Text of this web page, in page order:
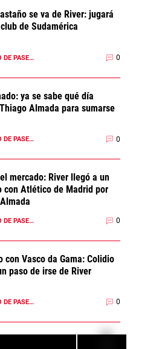
se va de River: jugará
de Sudamérica
MERCADO DE PASES 2026 0
ya se sabe qué día
Almada para sumarse
MERCADO DE PASES 2026 0
mercado: River llegó a un
con Atlético de Madrid por
MERCADO DE PASES 2026 0
con Vasco da Gama: Colidio
paso de irse de River
MERCADO DE PASES 2026 0